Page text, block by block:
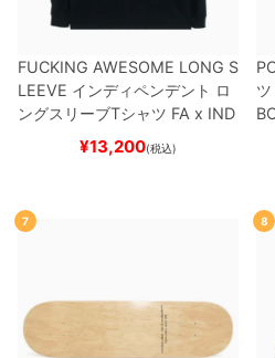
FUCKING AWESOME LONG S
LEEVE インディペンデント ロ
ングスリーブTシャツ FA x IND
EPENDENTHOSTAGE
スケートボード スケボー
¥13,200(税込)
7 8